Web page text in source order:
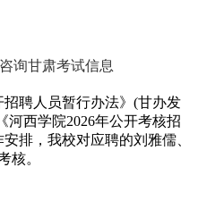
询甘肃考试信息
聘人员暂行办法》(甘办发
河西学院2026年公开考核招
排，我校对应聘的刘雅儒、
核。